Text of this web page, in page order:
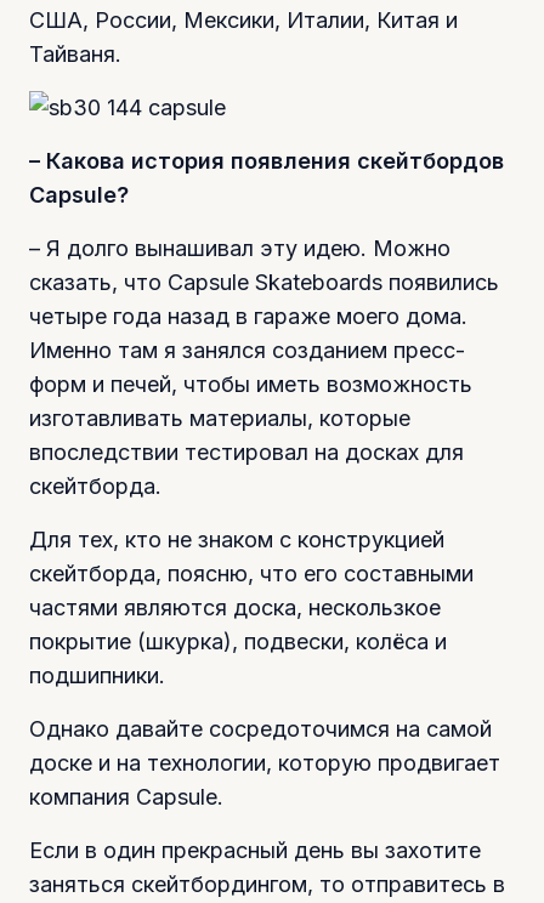
США, России, Мексики, Италии, Китая и
Тайваня.
– Какова история появления скейтбордов
Capsule?
– Я долго вынашивал эту идею. Можно
сказать, что Capsule Skateboards появились
четыре года назад в гараже моего дома.
Именно там я занялся созданием пресс-
форм и печей, чтобы иметь возможность
изготавливать материалы, которые
впоследствии тестировал на досках для
скейтборда.
Для тех, кто не знаком с конструкцией
скейтборда, поясню, что его составными
частями являются доска, нескользкое
покрытие (шкурка), подвески, колёса и
подшипники.
Однако давайте сосредоточимся на самой
доске и на технологии, которую продвигает
компания Capsule.
Если в один прекрасный день вы захотите
заняться скейтбордингом, то отправитесь в